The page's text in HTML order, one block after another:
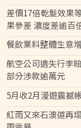
差價17倍乾髮效果
果參差 濃度差逾百
餐飲業料整體生意
航空公司遺失行李
部分涉款逾萬元
5月收2月漫遊震撼
紅雨又來石澳道再